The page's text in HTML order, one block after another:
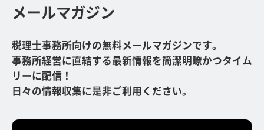
メールマガジン
税理士事務所向けの無料メールマガジンです。
事務所経営に直結する最新情報を簡潔明瞭かつタイム
リーに配信！
日々の情報収集に是非ご利用ください。